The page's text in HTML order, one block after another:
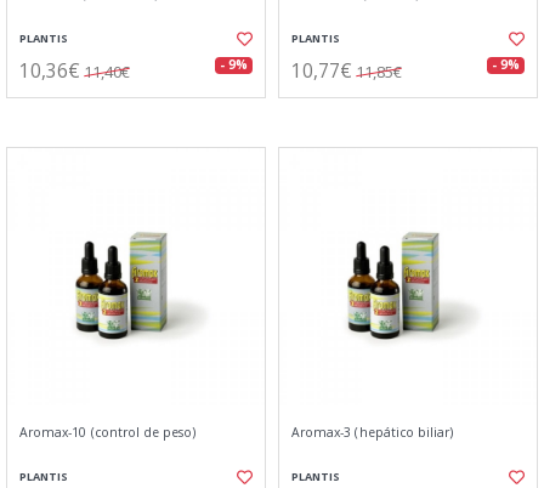
PLANTIS
10,36€ 11,40€ - 9%
PLANTIS
10,77€ 11,85€ - 9%
Aromax-10 (control de peso)
PLANTIS
Aromax-3 (hepático biliar)
PLANTIS